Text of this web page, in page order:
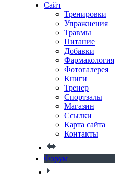
Сайт
Тренировки
Упражнения
Травмы
Питание
Добавки
Фармакология
Фотогалерея
Книги
Тренер
Спортзалы
Магазин
Ссылки
Карта сайта
Контакты
Форум